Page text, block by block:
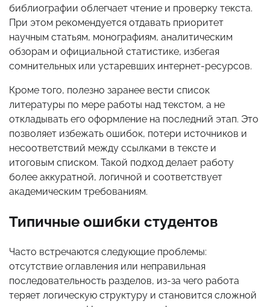
библиографии облегчает чтение и проверку текста.
При этом рекомендуется отдавать приоритет
научным статьям, монографиям, аналитическим
обзорам и официальной статистике, избегая
сомнительных или устаревших интернет-ресурсов.
Кроме того, полезно заранее вести список
литературы по мере работы над текстом, а не
откладывать его оформление на последний этап. Это
позволяет избежать ошибок, потери источников и
несоответствий между ссылками в тексте и
итоговым списком. Такой подход делает работу
более аккуратной, логичной и соответствует
академическим требованиям.
Типичные ошибки студентов
Часто встречаются следующие проблемы:
отсутствие оглавления или неправильная
последовательность разделов, из-за чего работа
теряет логическую структуру и становится сложной